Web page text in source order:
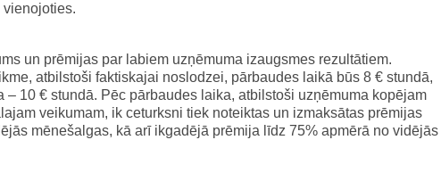
vienojoties.
un prēmijas par labiem uzņēmuma izaugsmes rezultātiem.
atbilstoši faktiskajai noslodzei, pārbaudes laikā būs 8 € stundā,
– 10 € stundā. Pēc pārbaudes laika, atbilstoši uzņēmuma kopējam
veikumam, ik ceturksni tiek noteiktas un izmaksātas prēmijas
mēnešalgas, kā arī ikgadējā prēmija līdz 75% apmērā no vidējās